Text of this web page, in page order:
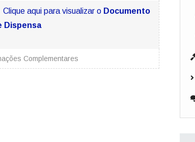
Clique aqui para visualizar o Documento
Dispensa
Complementares